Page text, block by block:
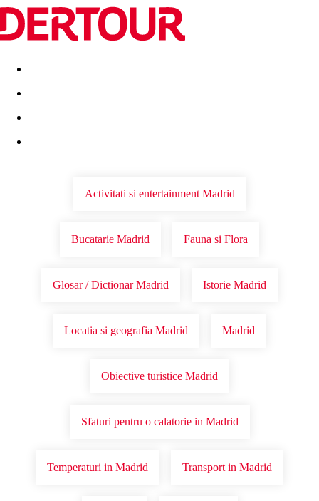
Destinatii Vacanta perfecta OFERTE DE NERATAT
Activitati si entertainment Madrid
Bucatarie Madrid Fauna si Flora
Glosar / Dictionar Madrid Istorie Madrid
Locatia si geografia Madrid Madrid
Obiective turistice Madrid
Sfaturi pentru o calatorie in Madrid
Temperaturi in Madrid Transport in Madrid